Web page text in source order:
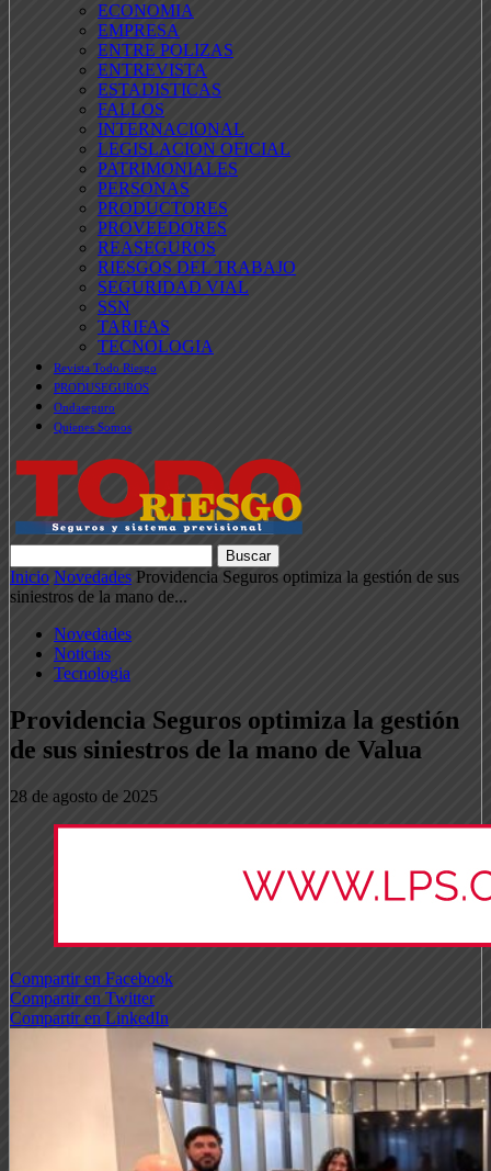
ECONOMIA
EMPRESA
ENTRE POLIZAS
ENTREVISTA
ESTADISTICAS
FALLOS
INTERNACIONAL
LEGISLACION OFICIAL
PATRIMONIALES
PERSONAS
PRODUCTORES
PROVEEDORES
REASEGUROS
RIESGOS DEL TRABAJO
SEGURIDAD VIAL
SSN
TARIFAS
TECNOLOGIA
Revista Todo Riesgo
PRODUSEGUROS
Ondaseguro
Quienes Somos
Inicio Novedades Providencia Seguros optimiza la gestión de sus
siniestros de la mano de...
Novedades
Noticias
Tecnologia
Providencia Seguros optimiza la gestión
de sus siniestros de la mano de Valua
28 de agosto de 2025
Compartir en Facebook
Compartir en Twitter
Compartir en LinkedIn